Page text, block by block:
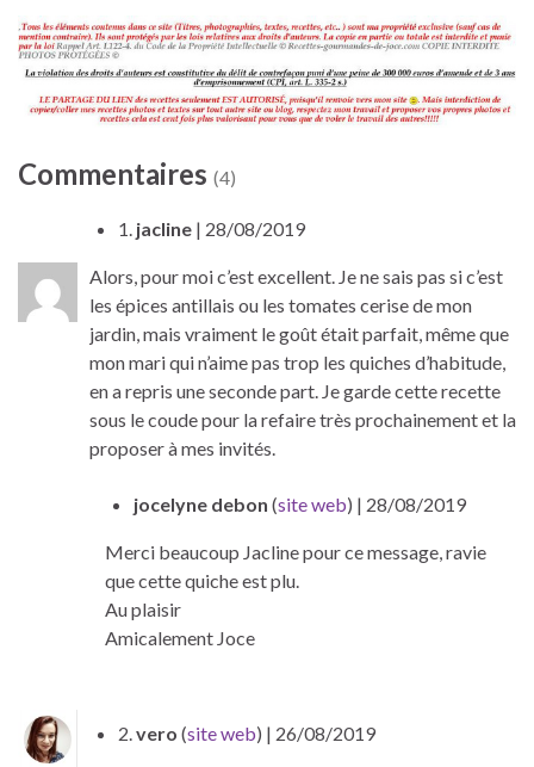
Commentaires (4)
1. jacline | 28/08/2019
Alors, pour moi c’est excellent. Je ne sais pas si c’est
les épices antillais ou les tomates cerise de mon
jardin, mais vraiment le goût était parfait, même que
mon mari qui n’aime pas trop les quiches d’habitude,
en a repris une seconde part. Je garde cette recette
sous le coude pour la refaire très prochainement et la
proposer à mes invités.
jocelyne debon (site web) | 28/08/2019
Merci beaucoup Jacline pour ce message, ravie
que cette quiche est plu.
Au plaisir
Amicalement Joce
2.vero (site web) | 26/08/2019